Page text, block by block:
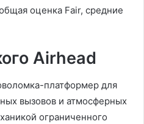
оценка Fair, средние
Airhead
платформер для
вызовов и атмосферных
ограниченного